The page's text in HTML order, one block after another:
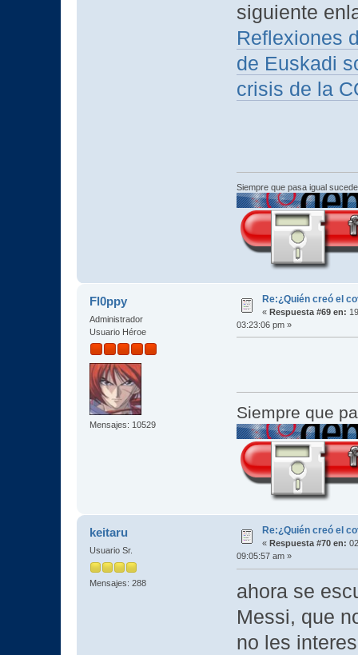
siguiente
Reflexiones
de Euskadi
crisis de la
Siempre que pasa igual
Fl0ppy
Administrador
Usuario Héroe
Mensajes: 10529
Re:¿Quién creó el
« Respuesta #69 en:
03:23:06 pm »
Siempre que
keitaru
Usuario Sr.
Mensajes: 288
Re:¿Quién creó el
« Respuesta #70 en:
09:05:57 am »
ahora se
Messi, que
no les